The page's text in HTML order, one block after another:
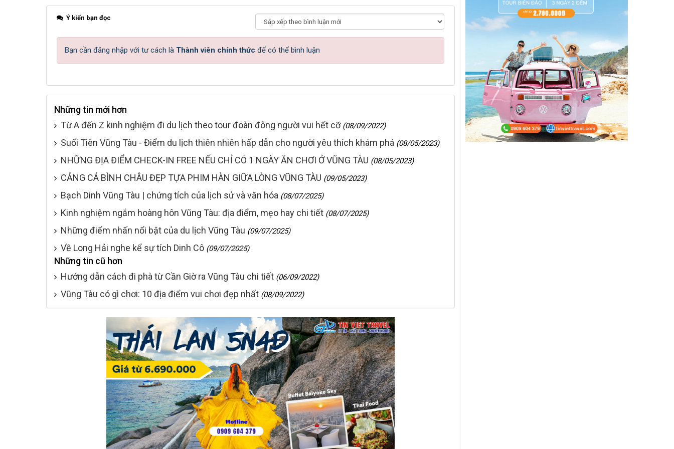
Ý kiến bạn đọc
Bạn cần đăng nhập với tư cách là Thành viên chính thức để có thể bình luận
Những tin mới hơn
Từ A đến Z kinh nghiệm đi du lịch theo tour đoàn đông người vui hết cỡ (08/09/2022)
Suối Tiên Vũng Tàu - Điểm du lịch thiên nhiên hấp dẫn cho người yêu thích khám phá (08/05/2023)
NHỮNG ĐỊA ĐIỂM CHECK-IN FREE NẾU CHỈ CÓ 1 NGÀY ĂN CHƠI Ở VŨNG TÀU (08/05/2023)
CẢNG CÁ BÌNH CHÂU ĐẸP TỰA PHIM HÀN GIỮA LÒNG VŨNG TÀU (09/05/2023)
Bạch Dinh Vũng Tàu | chứng tích của lịch sử và văn hóa (08/07/2025)
Kinh nghiệm ngắm hoàng hôn Vũng Tàu: địa điểm, mẹo hay chi tiết (08/07/2025)
Những điểm nhấn nổi bật của du lịch Vũng Tàu (09/07/2025)
Về Long Hải nghe kể sự tích Dinh Cô (09/07/2025)
Những tin cũ hơn
Hướng dẫn cách đi phà từ Cần Giờ ra Vũng Tàu chi tiết (06/09/2022)
Vũng Tàu có gì chơi: 10 địa điểm vui chơi đẹp nhất (08/09/2022)